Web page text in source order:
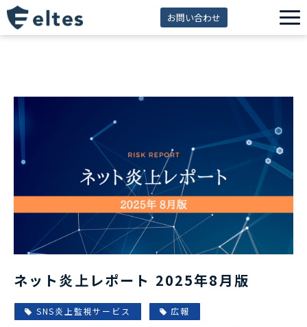
お問い合わせ
セミナー
導入事例
eltes insight
ネット炎上レポート 2025年8月版
SNS炎上監視サービス 広報